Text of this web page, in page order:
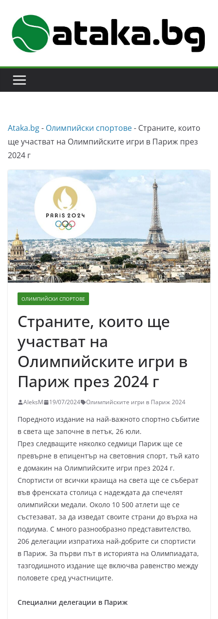
content
Аtaka.bg- Олимпийски спортове- Страните, които
ще участват на Олимпийските игри в Париж през
2024 г
ОЛИМПИЙСКИ СПОРТОВЕ
Страните, които ще
участват на
Олимпийските игри в
Париж през 2024 г
AleksM 19/07/2024 Олимпийските игри в Париж 2024
Поредното издание на най-важното спортно събитие
в света ще започне в петък, 26 юли.
През следващите няколко седмици Париж ще се
превърне в епицентър на световния спорт, тъй като
е домакин на Олимпийските игри през 2024 г.
Спортисти от всички краища на света ще се съберат
във френската столица с надеждата да спечелят
олимпийски медали. Около 10 500 атлети ще се
състезават, за да изведат своите страни до върха на
подиума. С много разнообразно представителство,
206 делегации изпратиха най-добрите си спортисти
в Париж. За първи път в историята на Олимпиадата,
тазгодишното издание ще включва равенство между
половете сред участниците.
Специални делегации в Париж